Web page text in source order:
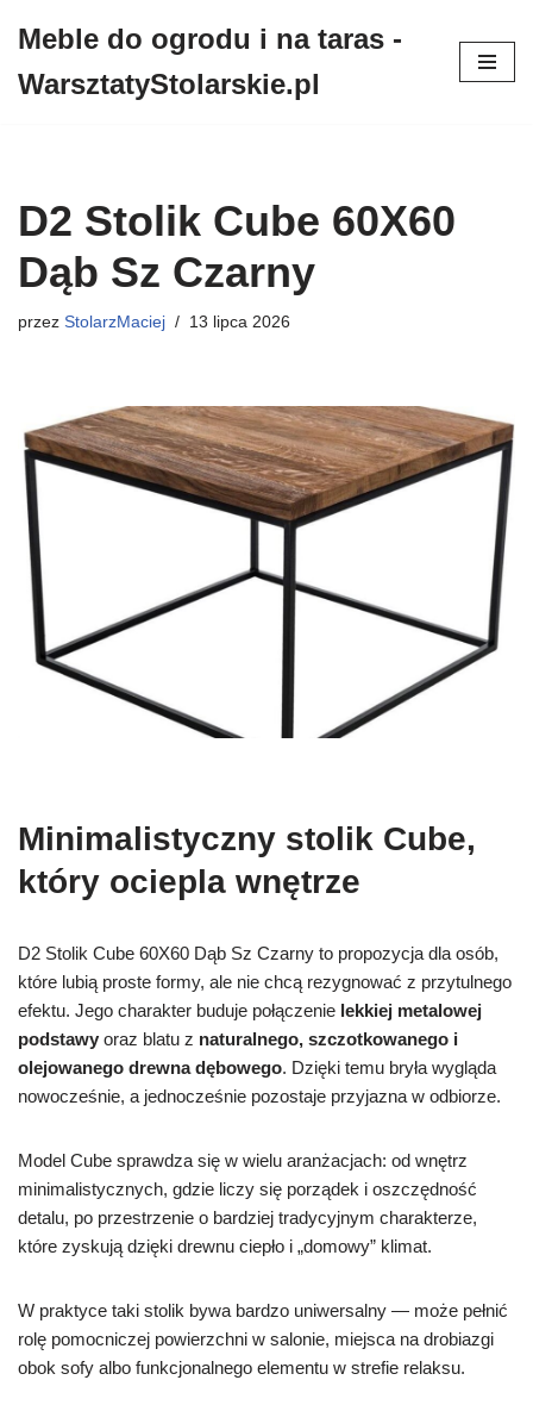
do
Meble do ogrodu i na taras -
WarsztatyStolarskie.pl
D2 Stolik Cube 60X60
Dąb Sz Czarny
przez StolarzMaciej 13 lipca 2026
Minimalistyczny stolik Cube,
który ociepla wnętrze
D2 Stolik Cube 60X60 Dąb Sz Czarny to propozycja dla osób,
które lubią proste formy, ale nie chcą rezygnować z przytulnego
efektu. Jego charakter buduje połączenie lekkiej metalowej
podstawy oraz blatu z naturalnego, szczotkowanego i
olejowanego drewna dębowego. Dzięki temu bryła wygląda
nowocześnie, a jednocześnie pozostaje przyjazna w odbiorze.
Model Cube sprawdza się w wielu aranżacjach: od wnętrz
minimalistycznych, gdzie liczy się porządek i oszczędność
detalu, po przestrzenie o bardziej tradycyjnym charakterze,
które zyskują dzięki drewnu ciepło i „domowy” klimat.
W praktyce taki stolik bywa bardzo uniwersalny — może pełnić
rolę pomocniczej powierzchni w salonie, miejsca na drobiazgi
obok sofy albo funkcjonalnego elementu w strefie relaksu.